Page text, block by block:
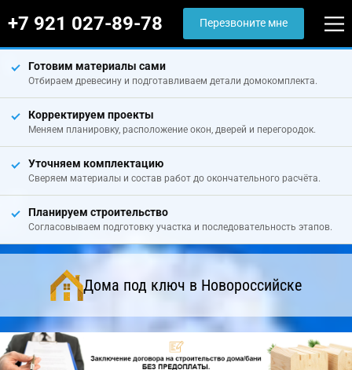
+7 921 027-89-78 Перезвоните мне
Готовим материалы сами
Отбираем древесину и подготавливаем детали домокомплекта.
Корректируем проекты
Меняем планировку, расположение окон, дверей и перегородок.
Уточняем комплектацию
Сверяем материалы и состав работ до окончательного расчёта.
Планируем строительство
Согласовываем подготовку участка и последовательность этапов.
Дома под ключ в Новороссийске